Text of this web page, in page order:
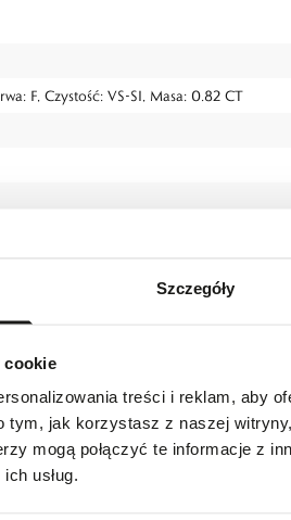
Szczegóły
cookie
treści i reklam, aby
tym, jak korzystasz z naszej
mogą połączyć te informacje z
usług.
F, Czystość: VS-SI, Masa: 0.82 CT